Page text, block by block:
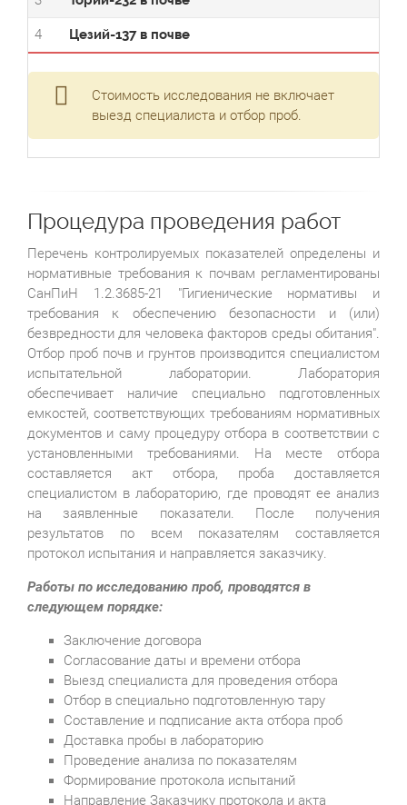
4 Цезий-137 в почве
Стоимость исследования не включает
выезд специалиста и отбор проб.
Процедура проведения работ
Перечень контролируемых показателей определены и
нормативные требования к почвам регламентированы
СанПиН 1.2.3685-21 "Гигиенические нормативы и
требования к обеспечению безопасности и (или)
безвредности для человека факторов среды обитания".
Отбор проб почв и грунтов производится специалистом
испытательной лаборатории. Лаборатория
обеспечивает наличие специально подготовленных
емкостей, соответствующих требованиям нормативных
документов и саму процедуру отбора в соответствии с
установленными требованиями. На месте отбора
составляется акт отбора, проба доставляется
специалистом в лабораторию, где проводят ее анализ
на заявленные показатели. После получения
результатов по всем показателям составляется
протокол испытания и направляется заказчику.
Работы по исследованию проб, проводятся в
следующем порядке:
Заключение договора
Согласование даты и времени отбора
Выезд специалиста для проведения отбора
Отбор в специально подготовленную тару
Составление и подписание акта отбора проб
Доставка пробы в лабораторию
Проведение анализа по показателям
Формирование протокола испытаний
Направление Заказчику протокола и акта